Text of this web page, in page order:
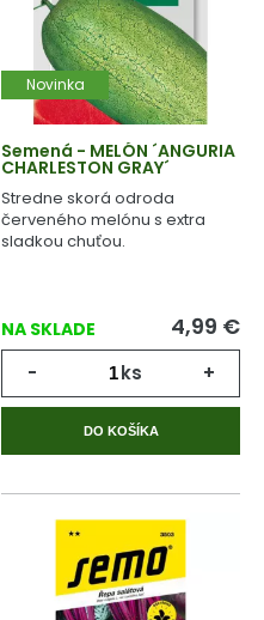
Novinka
Semená - MELÓN ´ANGURIA
CHARLESTON GRAY´
Stredne skorá odroda
červeného melónu s extra
sladkou chuťou.
NA SKLADE 4,99 €
- ks +
DO KOŠÍKA